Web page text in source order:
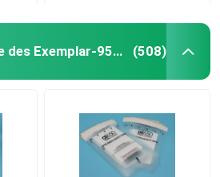
Transport-Tasche des Exemplar-95kPa (508)